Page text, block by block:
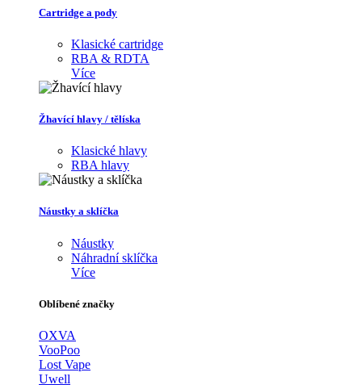
Cartridge a pody
Klasické cartridge
RBA & RDTA
Více
Žhavící hlavy / tělíska
Klasické hlavy
RBA hlavy
Náustky a sklíčka
Náustky
Náhradní sklíčka
Více
Oblíbené značky
OXVA
VooPoo
Lost Vape
Uwell